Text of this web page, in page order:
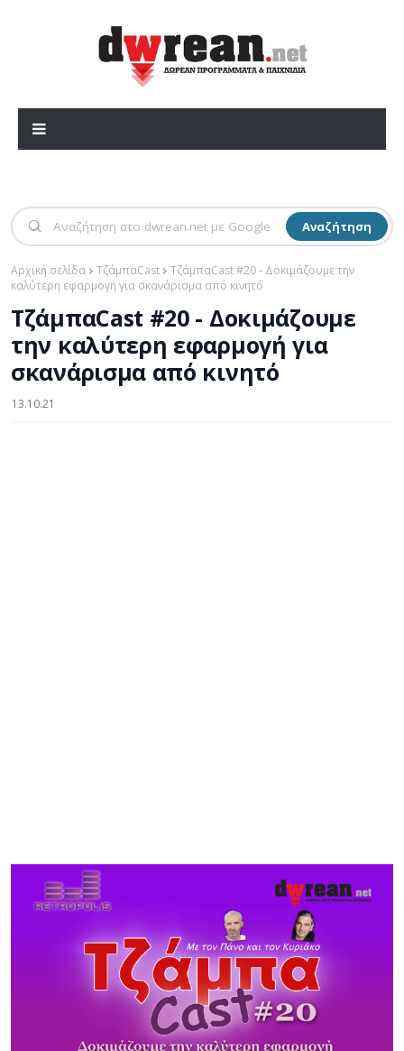
Αναζήτηση
Αρχική σελίδα ΤζάμπαCast
ΤζάμπαCast #20 - Δοκιμάζουμε την
καλύτερη εφαρμογή για σκανάρισμα από κινητό
ΤζάμπαCast #20 - Δοκιμάζουμε
την καλύτερη εφαρμογή για
σκανάρισμα από κινητό
13.10.21